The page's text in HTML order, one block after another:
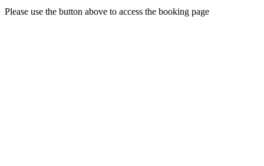
Please use the button above to access the booking page